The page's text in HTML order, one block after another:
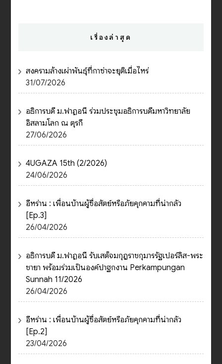
เรื่องล่าสุด
สงครามล้างเผ่าพันธุ์ที่กาซ่าจะยุติเมื่อไหร่
31/07/2026
อธิการบดี ม.ฟาฏอนี ร่วมประชุมอธิการบดีมหาวิทยาลัย
อิสลามโลก ณ ตุรกี
27/06/2026
4UGAZA 15th (2/2026)
24/06/2026
อีหร่าน : เพื่อนบ้านผู้ซื่อสัตย์หรือภัยคุกคามที่น่ากลัว
[Ep.3]
26/04/2026
อธิการบดี ม.ฟาฏอนี รับเสด็จมกุฎราชกุมารรัฐเปอร์ลิส-พระ
ชายา พร้อมร่วมเป็นองค์ปาฐกงาน Perkampungan
Sunnah 11/2026
26/04/2026
อีหร่าน : เพื่อนบ้านผู้ซื่อสัตย์หรือภัยคุกคามที่น่ากลัว
[Ep.2]
23/04/2026